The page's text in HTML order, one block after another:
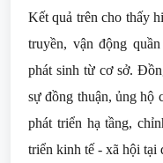
Kết quả trên cho thấy
truyền, vận động
phát sinh từ cơ sở.
sự đồng thuận, ủng hộ
phát triển hạ tầng,
triển kinh tế - xã hội tại